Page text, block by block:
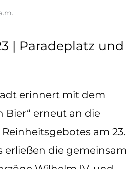
| Paradeplatz und
erinnert mit dem
Bier“ erneut an die
am 23.
erließen die gemeinsam